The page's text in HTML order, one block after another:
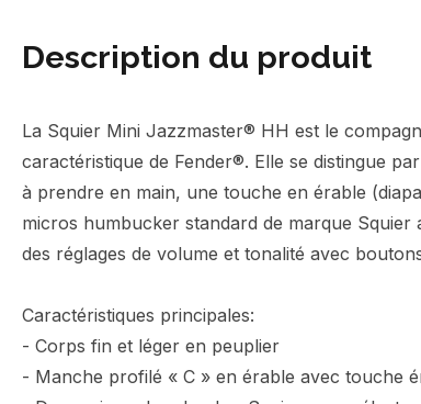
Description du produit
La Squier Mini Jazzmaster® HH est le
caractéristique de Fender®. Elle se distingue
à prendre en main, une touche en érable
micros humbucker standard de marque
des réglages de volume et tonalité avec
Caractéristiques principales:
- Corps fin et léger en peuplier
- Manche profilé « C » en érable avec touche